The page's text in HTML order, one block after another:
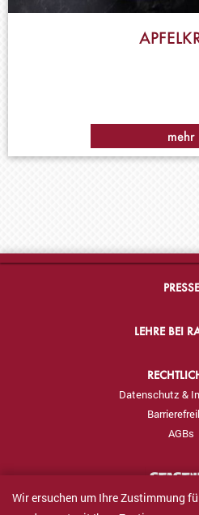
mehr
PRESSE
LEHRE BEI
Datenschutz &
AGBs
Wir ersuchen um Ihre Zustimmung